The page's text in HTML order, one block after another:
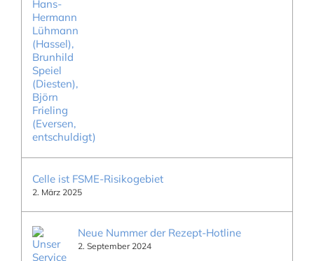
Celle ist FSME-Risikogebiet
2. März 2025
Neue Nummer der Rezept-Hotline
2. September 2024